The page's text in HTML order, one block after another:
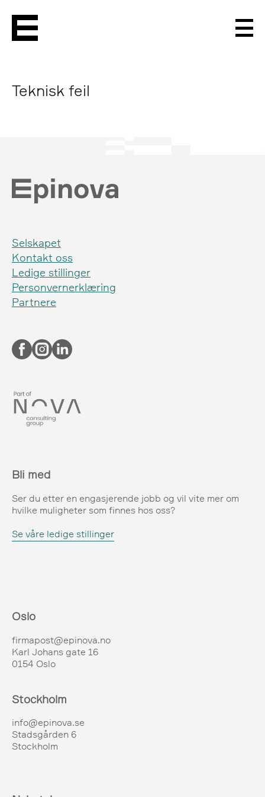
Teknisk feil
Selskapet
Kontakt oss
Ledige stillinger
Personvernerklæring
Partnere
Bli med
Ser du etter en engasjerende jobb og vil vite mer om
hvilke muligheter som finnes hos oss?
Se våre ledige stillinger
Oslo
firmapost@epinova.no
Karl Johans gate 16
0154 Oslo
Stockholm
info@epinova.se
Stadsgården 6
Stockholm